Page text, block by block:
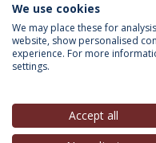
INFORMAÇÃO
We use cookies
We may place these for
website, show personalised
experience. For more
settings.
Accept all